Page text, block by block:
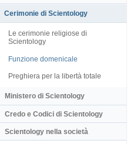
Cerimonie di Scientology
Le cerimonie religiose di
Scientology
Funzione domenicale
Preghiera per la libertà totale
Ministero di Scientology
Credo e Codici di Scientology
Scientology nella società